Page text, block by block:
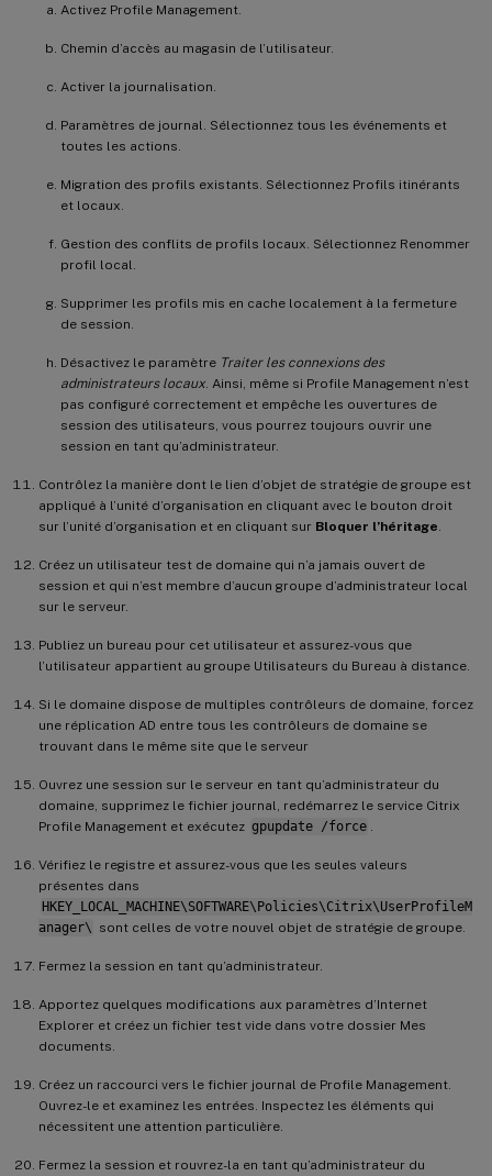
Activez Profile Management.
Chemin d’accès au magasin de l’utilisateur.
Activer la journalisation.
Paramètres de journal. Sélectionnez tous les événements et
toutes les actions.
Migration des profils existants. Sélectionnez Profils itinérants
et locaux.
Gestion des conflits de profils locaux. Sélectionnez Renommer
profil local.
Supprimer les profils mis en cache localement à la fermeture
de session.
Désactivez le paramètre Traiter les connexions des
administrateurs locaux . Ainsi, même si Profile Management n’est
pas configuré correctement et empêche les ouvertures de
session des utilisateurs, vous pourrez toujours ouvrir une
session en tant qu’administrateur.
Contrôlez la manière dont le lien d’objet de stratégie de groupe est
appliqué à l’unité d’organisation en cliquant avec le bouton droit
sur l’unité d’organisation et en cliquant sur Bloquer l’héritage
Créez un utilisateur test de domaine qui n’a jamais ouvert de
session et qui n’est membre d’aucun groupe d’administrateur local
sur le serveur.
Publiez un bureau pour cet utilisateur et assurez-vous que
l’utilisateur appartient au groupe Utilisateurs du Bureau à distance.
Si le domaine dispose de multiples contrôleurs de domaine, forcez
une réplication AD entre tous les contrôleurs de domaine se
trouvant dans le même site que le serveur
Ouvrez une session sur le serveur en tant qu’administrateur du
domaine, supprimez le fichier journal, redémarrez le service Citrix
Profile Management et exécutez gpupdate /force
Vérifiez le registre et assurez-vous que les seules valeurs
présentes dans
HKEY_LOCAL_MACHINE\SOFTWARE\Policies\Citrix\UserProfileM
anager\
sont celles de votre nouvel objet de stratégie de groupe.
Fermez la session en tant qu’administrateur.
Apportez quelques modifications aux paramètres d’Internet
Explorer et créez un fichier test vide dans votre dossier Mes
documents.
Créez un raccourci vers le fichier journal de Profile Management.
Ouvrez-le et examinez les entrées. Inspectez les éléments qui
nécessitent une attention particulière.
Fermez la session et rouvrez-la en tant qu’administrateur du